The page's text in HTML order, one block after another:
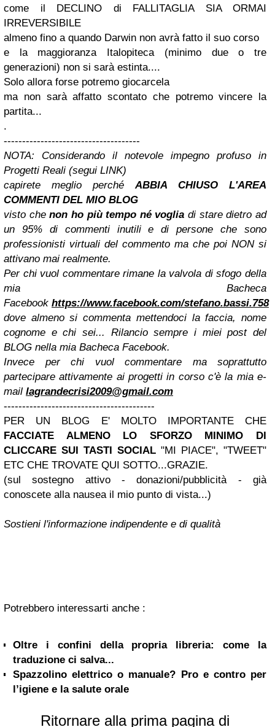
come il DECLINO di FALLITAGLIA SIA ORMAI
IRREVERSIBILE
almeno fino a quando Darwin non avrà fatto il suo corso
e la maggioranza Italopiteca (minimo due o tre
generazioni) non si sarà estinta....
Solo allora forse potremo giocarcela
ma non sarà affatto scontato che potremo vincere la
partita...
.
-------------------------------------
NOTA: Considerando il notevole impegno profuso in
Progetti Reali (segui LINK)
capirete meglio perché ABBIA CHIUSO L'AREA
COMMENTI DEL MIO BLOG
visto chenon ho più tempo né voglia di stare dietro ad
un 95% di commenti inutili e di persone che sono
professionisti virtuali del commento ma che poi NON si
attivano mai realmente.
Per chi vuol commentare rimane la valvola di sfogo della
mia Bacheca
Facebook https://www.facebook.com/stefano.bassi.758
dove almeno si commenta mettendoci la faccia, nome
cognome e chi sei...
Rilancio sempre i miei post del
BLOG nella mia Bacheca Facebook.
Invece per chi vuol commentare ma soprattutto
partecipare attivamente ai progetti in corso c'è la mia e-
mail lagrandecrisi2009@gmail.com
-----------------------------------------
PER UN BLOG E' MOLTO IMPORTANTE CHE
FACCIATE ALMENO LO SFORZO MINIMO DI
CLICCARE SUI TASTI SOCIAL "MI PIACE", "TWEET"
ETC CHE TROVATE QUI SOTTO...GRAZIE.
(sul sostegno attivo - donazioni/pubblicità - già
conoscete alla nausea il mio punto di vista...)
Sostieni l'informazione indipendente e di qualità
Potrebbero interessarti anche :
Oltre i confini della propria libreria: come la
traduzione ci salva...
Spazzolino elettrico o manuale? Pro e contro per
l’igiene e la salute orale
Ritornare alla prima pagina di